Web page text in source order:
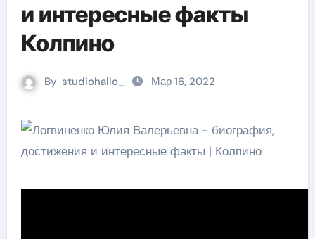
и интересные факты
Колпино
By studiohallo_ Мар 16, 2022